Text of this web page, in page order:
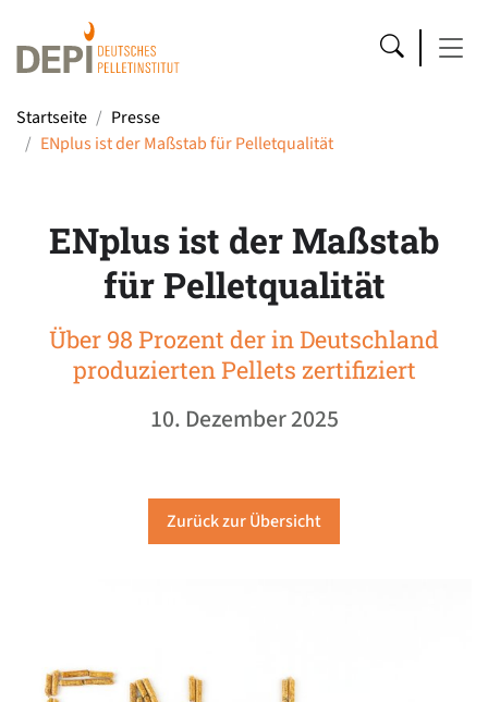
Startseite
Presse
ENplus ist der Maßstab für Pelletqualität
ENplus ist der Maßstab
für Pelletqualität
Über 98 Prozent der in Deutschland
produzierten Pellets zertifiziert
10. Dezember 2025
Zurück zur Übersicht